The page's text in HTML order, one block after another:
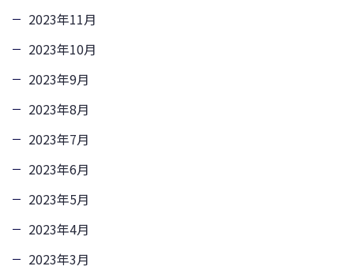
2023年11月
2023年10月
2023年9月
2023年8月
2023年7月
2023年6月
2023年5月
2023年4月
2023年3月